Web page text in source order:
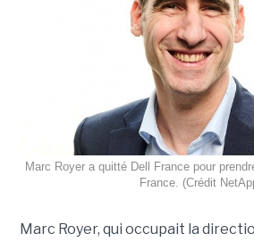
Marc Royer a quitté Dell France pour
France. (Crédit
Marc Royer, qui occupait la